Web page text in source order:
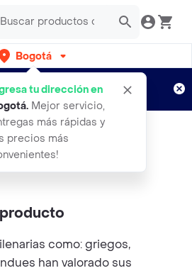
Bogotá
tu dirección en
. Mejor servicio,
más rápidas y
precios más
por semanas
Aplican TyC
Clavo
como: griegos,
han valorado sus